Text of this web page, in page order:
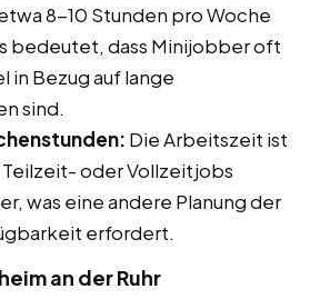
8-10 Stunden pro Woche
bedeutet, dass Minijobber oft
in Bezug auf lange
sind.
Die Arbeitszeit ist
Teilzeit- oder Vollzeitjobs
was eine andere Planung der
erfordert.
an der Ruhr